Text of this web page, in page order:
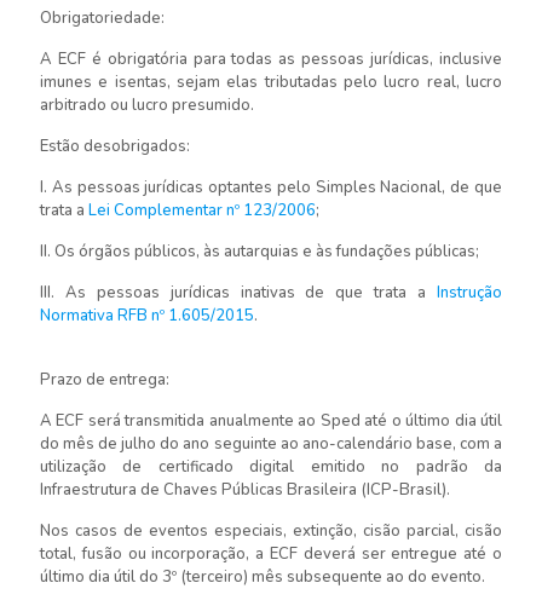
Obrigatoriedade:
A ECF é obrigatória para todas as pessoas jurídicas, inclusive
imunes e isentas, sejam elas tributadas pelo lucro real, lucro
arbitrado ou lucro presumido.
Estão desobrigados:
I. As pessoas jurídicas optantes pelo Simples Nacional, de que
trata a Lei Complementar nº 123/2006;
II. Os órgãos públicos, às autarquias e às fundações públicas;
III. As pessoas jurídicas inativas de que trata a Instrução
Normativa RFB nº 1.605/2015.
Prazo de entrega:
A ECF será transmitida anualmente ao Sped até o último dia útil
do mês de julho do ano seguinte ao ano-calendário base, com a
utilização de certificado digital emitido no padrão da
Infraestrutura de Chaves Públicas Brasileira (ICP-Brasil).
Nos casos de eventos especiais, extinção, cisão parcial, cisão
total, fusão ou incorporação, a ECF deverá ser entregue até o
último dia útil do 3º (terceiro) mês subsequente ao do evento.